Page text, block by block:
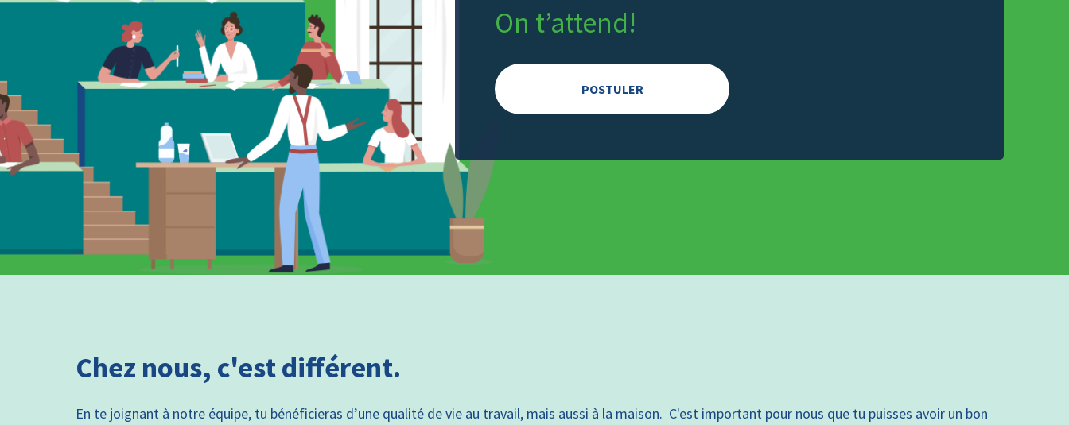
On t’attend!
POSTULER
Chez nous, c'est différent.
En te joignant à notre équipe, tu bénéficieras d’une qualité de vie au travail, mais aussi à la maison. C'est important pour nous que tu puisses avoir un bon